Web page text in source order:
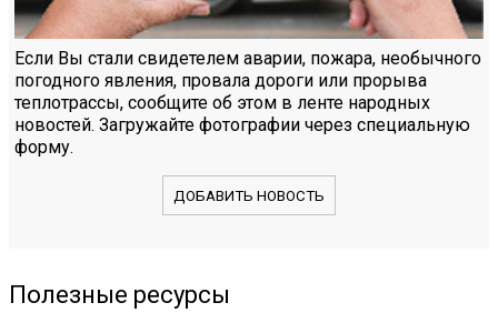
Если Вы стали свидетелем аварии, пожара, необычного
погодного явления, провала дороги или прорыва
теплотрассы, сообщите об этом в ленте народных
новостей. Загружайте фотографии через специальную
форму.
ДОБАВИТЬ НОВОСТЬ
Полезные ресурсы